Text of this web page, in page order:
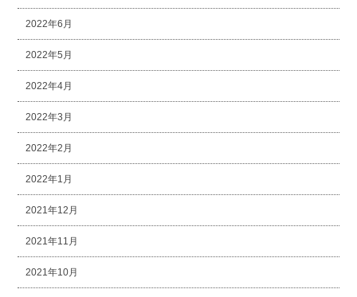
2022年6月
2022年5月
2022年4月
2022年3月
2022年2月
2022年1月
2021年12月
2021年11月
2021年10月